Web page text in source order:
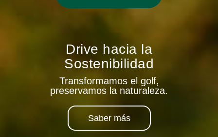
Drive hacia la
Sostenibilidad
Transformamos el golf,
preservamos la naturaleza.
Saber más